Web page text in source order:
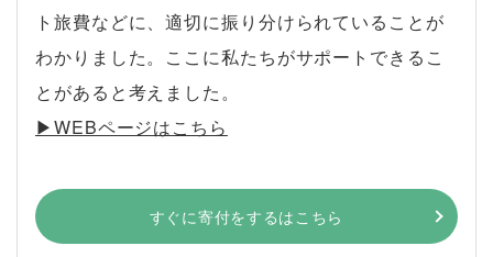
ト旅費などに、適切に振り分けられていることが
わかりました。ここに私たちがサポートできるこ
とがあると考えました。
▶︎WEBページはこちら
すぐに寄付をするはこちら